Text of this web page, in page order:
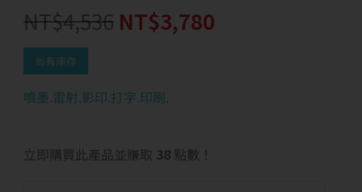
NT$4,536 NT$3,780
尚有庫存
噴墨.雷射.影印.打字.印刷.
立即購買此產品並賺取 38 點數！